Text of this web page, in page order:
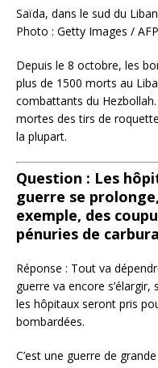
Saïda, dans le sud du
Photo : Getty Images /
Depuis le 8 octobre, les
plus de 1500 morts au
combattants du
mortes des tirs de
la plupart.
Question : Les
guerre se
exemple, des
pénuries de
Réponse : Tout va
guerre va encore s’élargir,
les hôpitaux seront pris
bombardées.
C’est une guerre de